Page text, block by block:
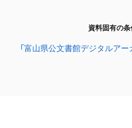
資料固有の条
「富山県公文書館デジタルアー